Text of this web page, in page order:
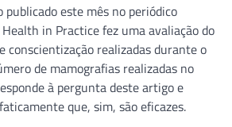
este mês no periódico
in Practice fez uma avaliação do
conscientização realizadas durante o
de mamografias realizadas no
à pergunta deste artigo e
que, sim, são eficazes.